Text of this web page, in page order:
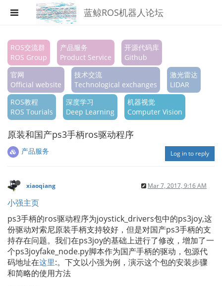
蓝鲸ROS机器人论坛
Register
Login
Search
Categories
ROS交流群
ROS Group
产品服务
Product Service
开源代码库
Github
官网
Official website
技术交流
Technological exchanges
激光雷达
LIDAR
ROS教程
ROS Tourials
深度学习
Deep Learning
机器视觉
Computer Vision
原装和国产ps3手柄ros驱动程序
产品服务 Log in to reply
xiaoqiang Mar 7, 2017, 9:16 AM
小强主页
ps3手柄的ros驱动程序为joystick_drivers包中的ps3joy,这
份驱动对索尼原装手柄支持较好，但是对国产ps3手柄的支
持存在问题。我们在ps3joy的基础上进行了修改，增加了一
个ps3joyfake_node.py脚本作为国产手柄的驱动，包源代
码地址在这里:。下文以小强为例，演示这个包的安装步骤
和简略的使用方法